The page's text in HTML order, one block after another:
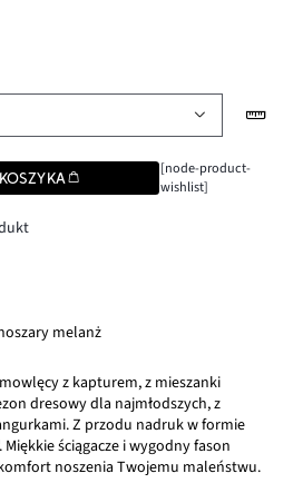
[node-product-
wishlist]
melanż
z kapturem, z mieszanki
dresowy dla najmłodszych, z
Z przodu nadruk w formie
ściągacze i wygodny fason
noszenia Twojemu maleństwu.